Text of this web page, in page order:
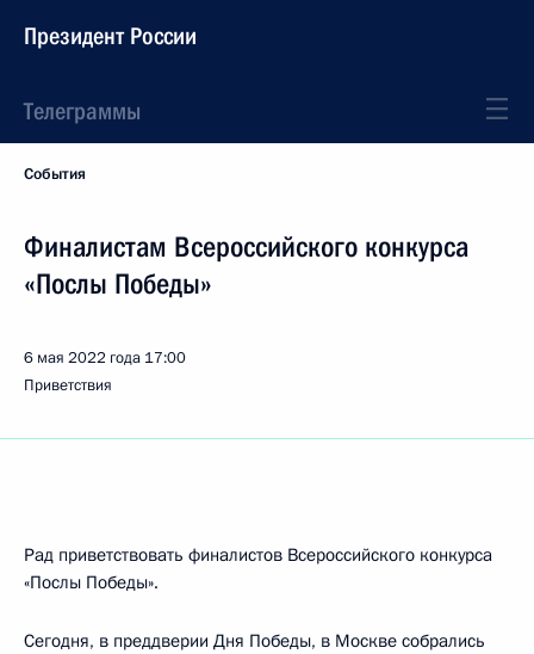
Президент России
Телеграммы
События
Финалистам Всероссийского конкурса
«Послы Победы»
6 мая 2022 года 17:00
Приветствия
Рад приветствовать финалистов Всероссийского конкурса
«Послы Победы».
Сегодня, в преддверии Дня Победы, в Москве собрались